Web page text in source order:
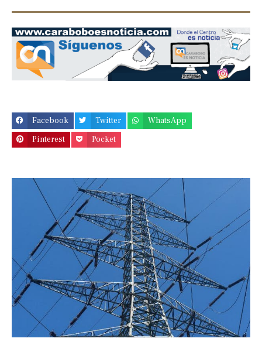
Facebook Twitter
WhatsApp
Pinterest
Pocket